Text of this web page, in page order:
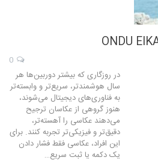
در روزگاری که بیشتر دوربین‌ها هر
سال هوشمندتر، سریع‌تر و وابسته‌تر
به فناوری‌های دیجیتال می‌شوند،
هنوز گروهی از عکاسان ترجیح
می‌دهند عکاسی را آهسته‌تر،
دقیق‌تر و فیزیکی‌تر تجربه کنند. برای
این افراد، عکاسی فقط فشار دادن
یک دکمه یا ثبت سریع…